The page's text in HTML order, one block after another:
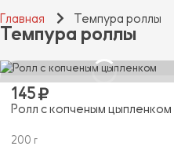
Главная Темпура роллы
Темпура роллы
145
Ролл с копченым цыпленком
200 г